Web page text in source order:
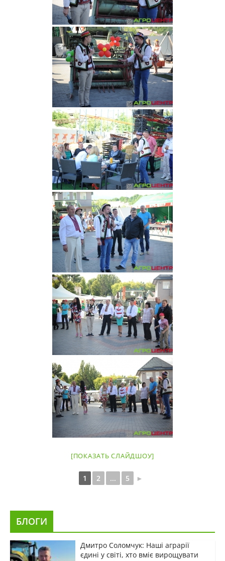
[ПОКАЗАТЬ СЛАЙДШОУ]
1 2 ... 5 ►
БЛОГИ
Дмитро Соломчук: Наші аграрії
єдині у світі, хто вміє вирощувати